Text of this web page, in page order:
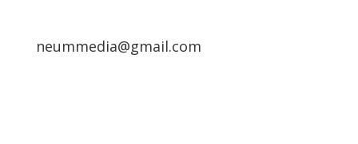
neummedia@gmail.com